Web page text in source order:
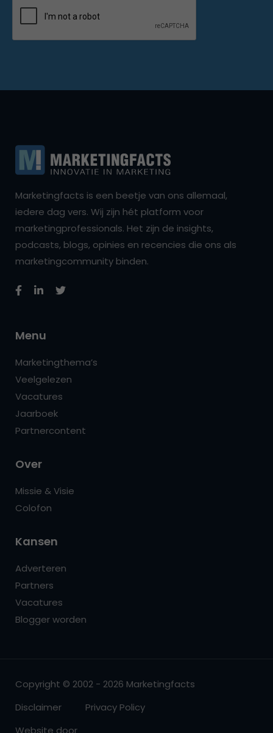
Marketingfacts is een beetje van ons allemaal,
iedere dag vers. Wij zijn hét platform voor
marketingprofessionals. Het zijn de insights,
podcasts, blogs, opinies en recencies die ons als
marketingcommunity binden.
Menu
Marketingthema’s
Veelgelezen
Vacatures
Jaarboek
Partnercontent
Over
Missie & Visie
Colofon
Kansen
Adverteren
Partners
Vacatures
Blogger worden
Copyright © 2002 - 2026 Marketingfacts
Disclaimer
Privacy Policy
Website door